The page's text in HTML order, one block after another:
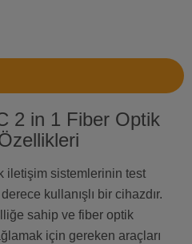
2 in 1 Fiber Optik
iletişim sistemlerinin test
kullanışlı bir cihazdır.
sahip ve fiber optik
için gereken araçları